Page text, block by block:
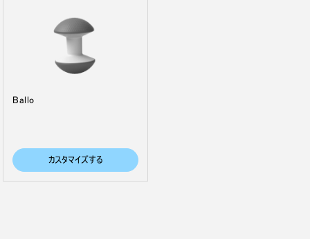
Ballo
カスタマイズする